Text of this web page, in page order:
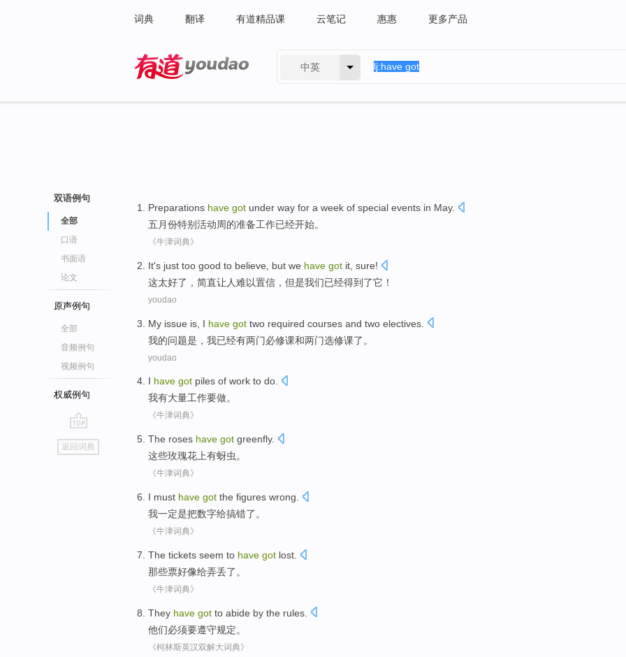
词典 翻译 有道精品课 云笔记 惠惠 更多产品
中英
双语例句
全部
口语
书面语
论文
原声例句
全部
音频例句
视频例句
权威例句
go
top
返回词典
Preparations have got under way for a week of special events in May.
五月份特别活动周的准备工作已经开始。
《牛津词典》
It's just too good to believe but we have got it , sure!
这太好了， 简直让 人难以置信， 但是我们已经得到了它！
youdao
My issue is I have got two required courses and two electives
我的问题是 ， 我已经有两门必修课和两门选修课了。
youdao
I have got piles of work to do.
我有大量工作要做。
《牛津词典》
The roses have got greenfly.
这些玫瑰花 上有蚜虫 。
《牛津词典》
I must have got the figures wrong
我一定是把数字给搞错了 。
《牛津词典》
The tickets seem to have got lost
那些票好像给弄丢了。
《牛津词典》
They have got to abide by the rules
他们必须要遵守规定。
《柯林斯英汉双解大词典》